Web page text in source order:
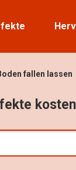
fallen lassen